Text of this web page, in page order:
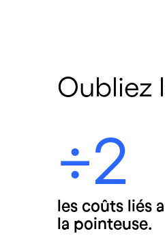
Oubliez
÷2
les coûts liés
la pointeuse.